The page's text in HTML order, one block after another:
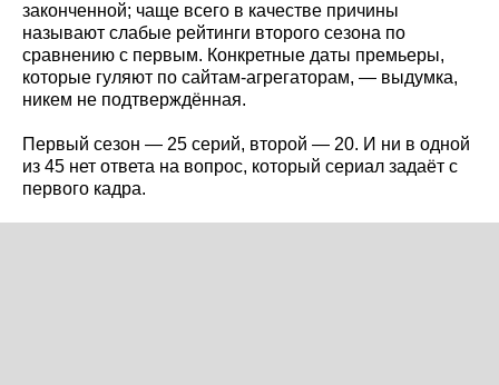
законченной; чаще всего в качестве причины
называют слабые рейтинги второго сезона по
сравнению с первым. Конкретные даты премьеры,
которые гуляют по сайтам-агрегаторам, — выдумка,
никем не подтверждённая.
Первый сезон — 25 серий, второй — 20. И ни в одной
из 45 нет ответа на вопрос, который сериал задаёт с
первого кадра.